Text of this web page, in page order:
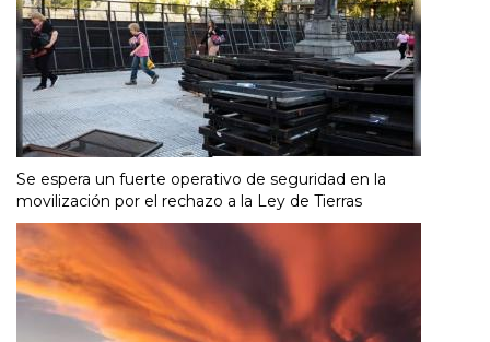
Se espera un fuerte operativo de seguridad en la
movilización por el rechazo a la Ley de Tierras